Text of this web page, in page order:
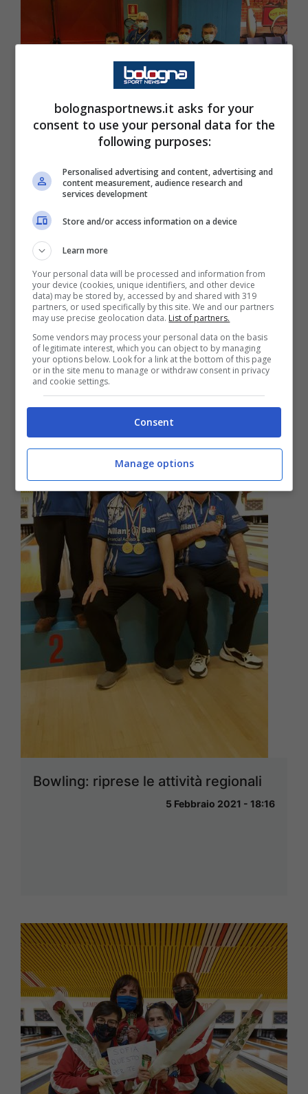
Bowling: il campionato regionale di
misto con record
19 Febbraio 2021 - 14:38
Bowling: riprese le attività regionali
5 Febbraio 2021 - 18:16
bolognasportnews.it asks for your
consent to use your personal data for the
following purposes:
Personalised advertising and content, advertising and
content measurement, audience research and
services development
Store and/or access information on a device
Learn more
Your personal data will be processed and information from
your device (cookies, unique identifiers, and other device
data) may be stored by, accessed by and shared with 319
partners, or used specifically by this site. We and our partners
may use precise geolocation data. List of partners.
Some vendors may process your personal data on the basis
of legitimate interest, which you can object to by managing
your options below. Look for a link at the bottom of this page
or in the site menu to manage or withdraw consent in privacy
and cookie settings.
Consent
Manage options